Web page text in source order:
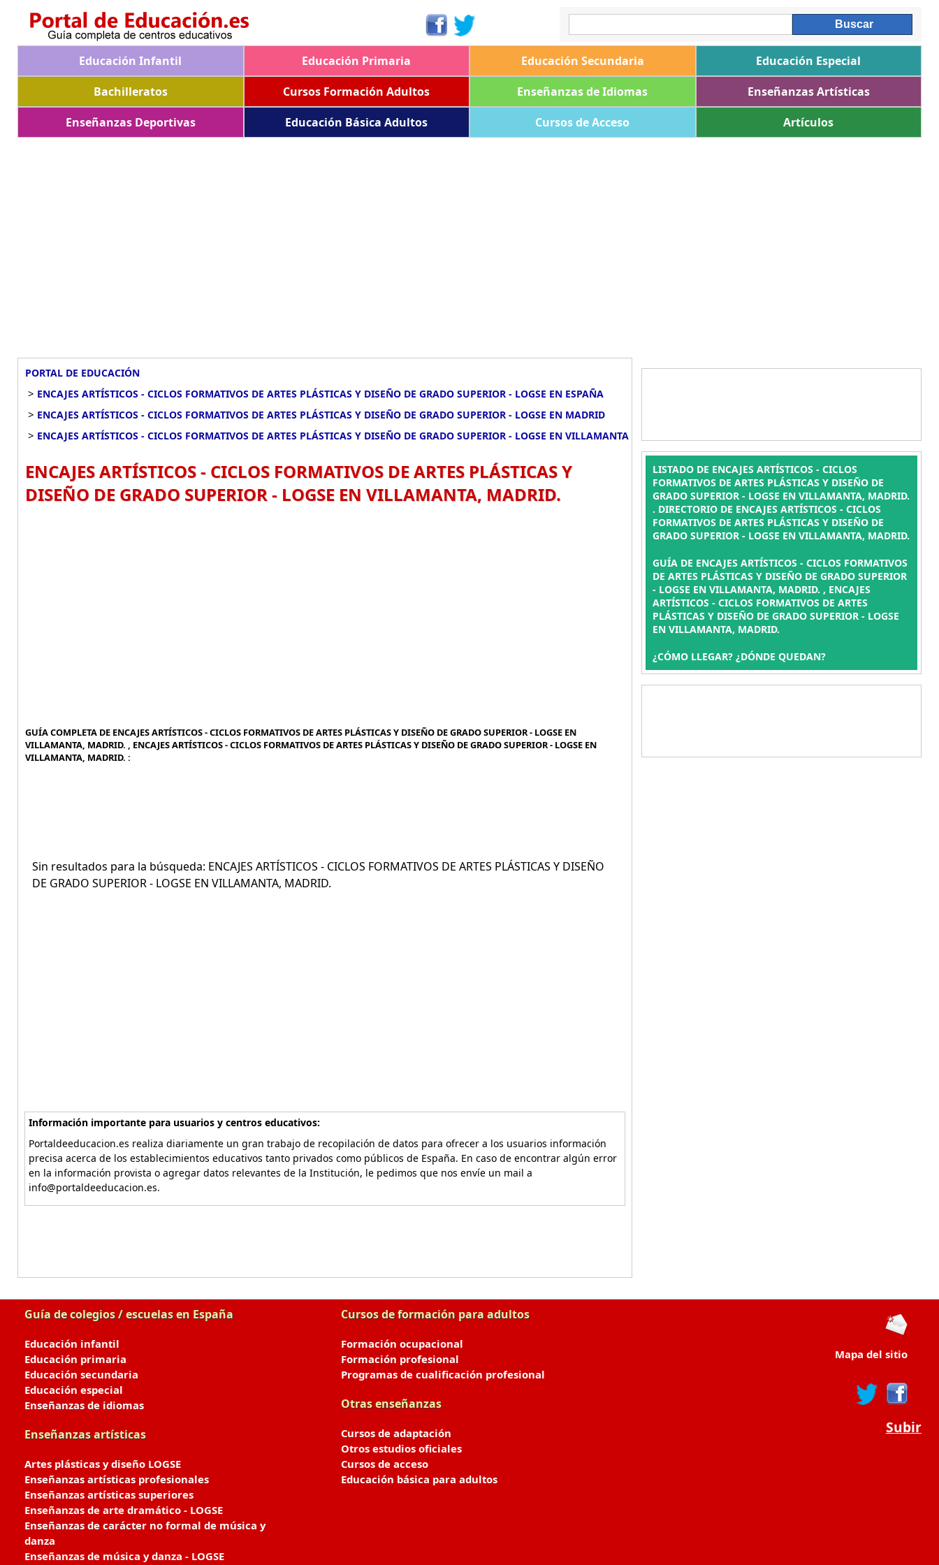
Educación Infantil Educación Primaria Educación Secundaria
Educación Especial
Bachilleratos
Cursos Formación Adultos Enseñanzas de Idiomas
Enseñanzas Artísticas
Enseñanzas Deportivas
Educación Básica Adultos Cursos de Acceso Artículos
PORTAL DE EDUCACIÓN
> ENCAJES ARTÍSTICOS - CICLOS FORMATIVOS DE ARTES PLÁSTICAS Y DISEÑO DE GRADO SUPERIOR - LOGSE EN ESPAÑA
> ENCAJES ARTÍSTICOS - CICLOS FORMATIVOS DE ARTES PLÁSTICAS Y DISEÑO DE GRADO SUPERIOR - LOGSE EN MADRID
> ENCAJES ARTÍSTICOS - CICLOS FORMATIVOS DE ARTES PLÁSTICAS Y DISEÑO DE GRADO SUPERIOR - LOGSE EN VILLAMANTA
ENCAJES ARTÍSTICOS - CICLOS FORMATIVOS DE ARTES PLÁSTICAS Y
DISEÑO DE GRADO SUPERIOR - LOGSE EN VILLAMANTA, MADRID.
GUÍA COMPLETA DE ENCAJES ARTÍSTICOS - CICLOS FORMATIVOS DE ARTES PLÁSTICAS Y DISEÑO DE GRADO SUPERIOR - LOGSE EN
VILLAMANTA, MADRID. , ENCAJES ARTÍSTICOS - CICLOS FORMATIVOS DE ARTES PLÁSTICAS Y DISEÑO DE GRADO SUPERIOR - LOGSE EN
VILLAMANTA, MADRID. :
Sin resultados para la búsqueda: ENCAJES ARTÍSTICOS - CICLOS FORMATIVOS DE ARTES PLÁSTICAS Y DISEÑO
DE GRADO SUPERIOR - LOGSE EN VILLAMANTA, MADRID.
Información importante para usuarios y centros educativos:
Portaldeeducacion.es realiza diariamente un gran trabajo de recopilación de datos para ofrecer a los usuarios información
precisa acerca de los establecimientos educativos tanto privados como públicos de España. En caso de encontrar algún error
en la información provista o agregar datos relevantes de la Institución, le pedimos que nos envíe un mail a
info@portaldeeducacion.es.
LISTADO DE ENCAJES ARTÍSTICOS - CICLOS
FORMATIVOS DE ARTES PLÁSTICAS Y DISEÑO DE
GRADO SUPERIOR - LOGSE EN VILLAMANTA, MADRID.
. DIRECTORIO DE ENCAJES ARTÍSTICOS - CICLOS
FORMATIVOS DE ARTES PLÁSTICAS Y DISEÑO DE
GRADO SUPERIOR - LOGSE EN VILLAMANTA, MADRID.
GUÍA DE ENCAJES ARTÍSTICOS - CICLOS FORMATIVOS
DE ARTES PLÁSTICAS Y DISEÑO DE GRADO SUPERIOR
- LOGSE EN VILLAMANTA, MADRID. , ENCAJES
ARTÍSTICOS - CICLOS FORMATIVOS DE ARTES
PLÁSTICAS Y DISEÑO DE GRADO SUPERIOR - LOGSE
EN VILLAMANTA, MADRID.
¿CÓMO LLEGAR? ¿DÓNDE QUEDAN?
Guía de colegios / escuelas en España
Educación infantil
Educación primaria
Educación secundaria
Educación especial
Enseñanzas de idiomas
Enseñanzas artísticas
Artes plásticas y diseño LOGSE
Enseñanzas artísticas profesionales
Enseñanzas artísticas superiores
Enseñanzas de arte dramático - LOGSE
Enseñanzas de carácter no formal de música y
danza
Enseñanzas de música y danza - LOGSE
Cursos de formación para adultos
Formación ocupacional
Formación profesional
Programas de cualificación profesional
Otras enseñanzas
Cursos de adaptación
Otros estudios oficiales
Cursos de acceso
Educación básica para adultos
Mapa del sitio
Subir